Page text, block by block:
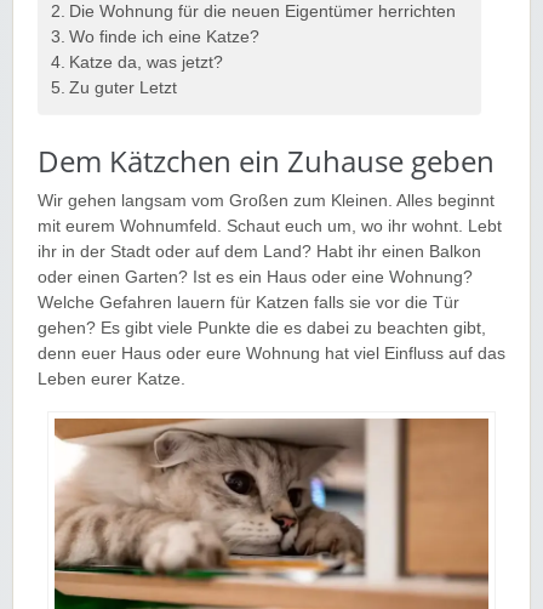
Die Wohnung für die neuen Eigentümer herrichten
Wo finde ich eine Katze?
Katze da, was jetzt?
Zu guter Letzt
Dem Kätzchen ein Zuhause geben
Wir gehen langsam vom Großen zum Kleinen. Alles beginnt
mit eurem Wohnumfeld. Schaut euch um, wo ihr wohnt. Lebt
ihr in der Stadt oder auf dem Land? Habt ihr einen Balkon
oder einen Garten? Ist es ein Haus oder eine Wohnung?
Welche Gefahren lauern für Katzen falls sie vor die Tür
gehen? Es gibt viele Punkte die es dabei zu beachten gibt,
denn euer Haus oder eure Wohnung hat viel Einfluss auf das
Leben eurer Katze.